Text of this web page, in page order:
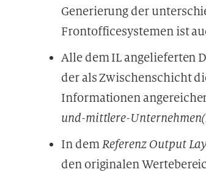
Generierung der
Frontofficesystemen ist
Alle dem IL angelieferten
der als Zwischenschicht
Informationen
und-mittlere-
In demReferenz Output
den originalen